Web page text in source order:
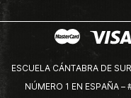
ESCUELA CÁNTABRA DE
NÚMERO 1 EN ESPAÑA